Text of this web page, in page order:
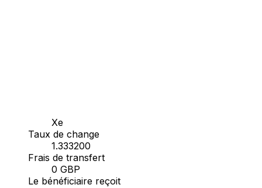
Xe
Taux de change
1.333200
Frais de transfert
0 GBP
Le bénéficiaire reçoit